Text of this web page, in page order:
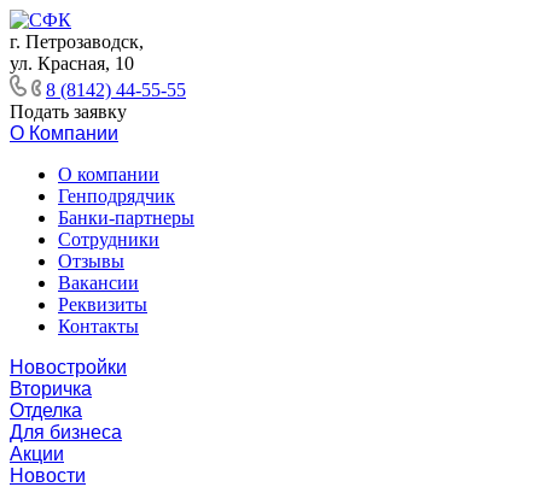
г. Петрозаводск,
ул. Красная, 10
8 (8142) 44-55-55
Подать заявку
О Компании
О компании
Генподрядчик
Банки-партнеры
Сотрудники
Отзывы
Вакансии
Реквизиты
Контакты
Новостройки
Вторичка
Отделка
Для бизнеса
Акции
Новости